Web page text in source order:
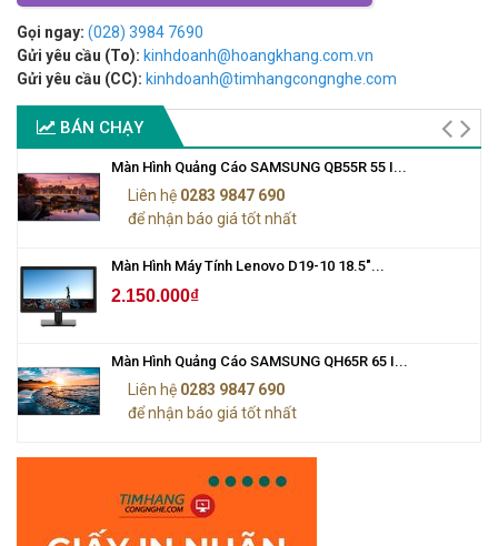
Gọi ngay: (028) 3984 7690
Gửi yêu cầu (To): kinhdoanh@hoangkhang.com.vn
Gửi yêu cầu (CC): kinhdoanh@timhangcongnghe.com
BÁN CHẠY
Màn Hình Quảng Cáo SAMSUNG QB55R 55 I...
Liên hệ 0283 9847 690
để nhận báo giá tốt nhất
Màn Hình Máy Tính Lenovo D19-10 18.5"...
2.150.000₫
Màn Hình Quảng Cáo SAMSUNG QH65R 65 I...
Liên hệ 0283 9847 690
để nhận báo giá tốt nhất